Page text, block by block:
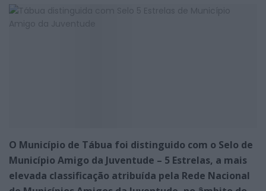
O Município de Tábua foi distinguido com o Selo de
Município Amigo da Juventude – 5 Estrelas, a mais
elevada classificação atribuída pela Rede Nacional